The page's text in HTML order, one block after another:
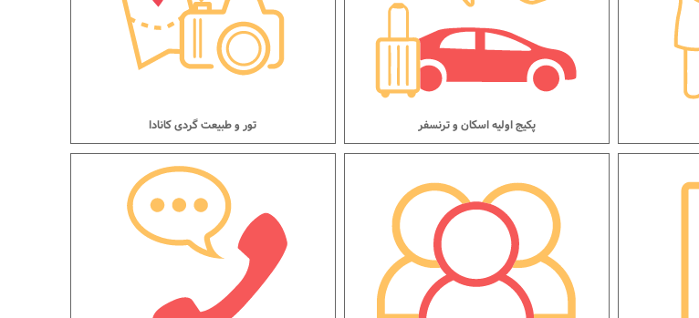
پکیج اولیه اسکان و ترنسفر تور و طبیعت گردی کانادا